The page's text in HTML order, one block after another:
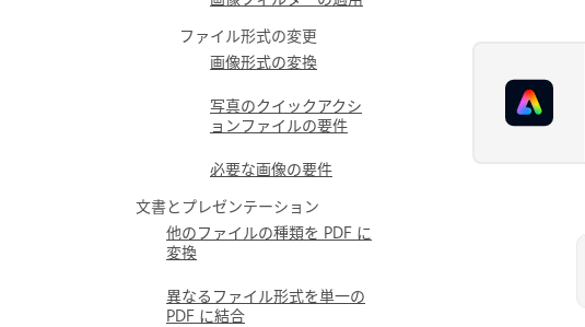
ファイル形式の変更
画像形式の変換
写真のクイックアクシ
ョンファイルの要件
必要な画像の要件
文書とプレゼンテーション
他のファイルの種類を PDF に
変換
異なるファイル形式を単一の
PDF に結合